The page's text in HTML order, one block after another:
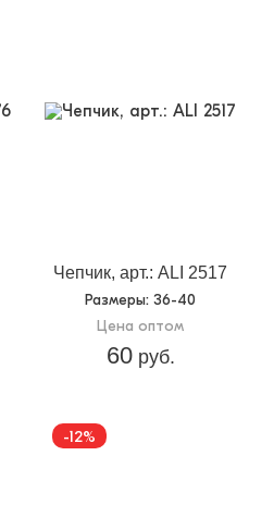
Чепчик, арт.: ALI 2517
Размеры: 36-40
Цена оптом
60руб.
-12%